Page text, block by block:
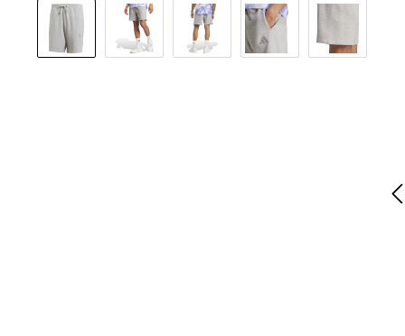
Pomiń galerię zdjęć